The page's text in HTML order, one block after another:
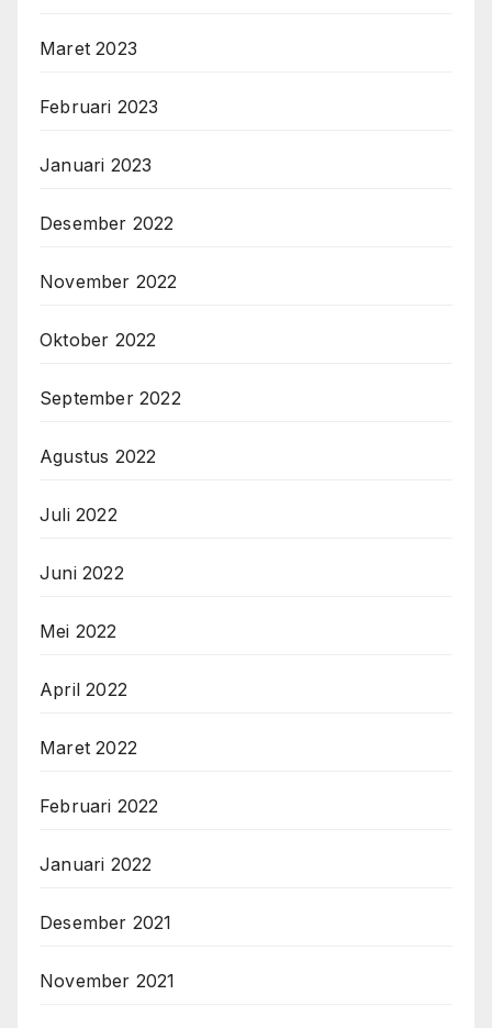
Maret 2023
Februari 2023
Januari 2023
Desember 2022
November 2022
Oktober 2022
September 2022
Agustus 2022
Juli 2022
Juni 2022
Mei 2022
April 2022
Maret 2022
Februari 2022
Januari 2022
Desember 2021
November 2021